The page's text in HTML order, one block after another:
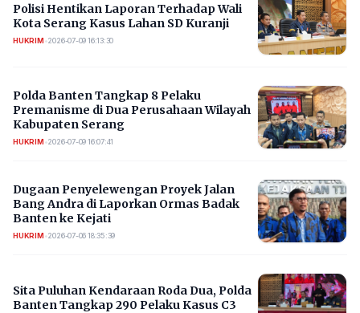
Polisi Hentikan Laporan Terhadap Wali
Kota Serang Kasus Lahan SD Kuranji
HUKRIM•2026-07-09 16:13:30
Polda Banten Tangkap 8 Pelaku
Premanisme di Dua Perusahaan Wilayah
Kabupaten Serang
HUKRIM•2026-07-09 16:07:41
Dugaan Penyelewengan Proyek Jalan
Bang Andra di Laporkan Ormas Badak
Banten ke Kejati
HUKRIM•2026-07-06 18:35:39
Sita Puluhan Kendaraan Roda Dua, Polda
Banten Tangkap 290 Pelaku Kasus C3